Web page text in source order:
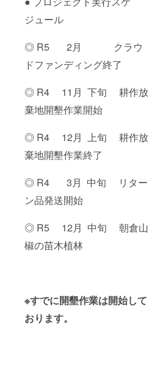
ジュール
◎ R5 2月 クラウ
ドファンディング終了
◎ R4 11月 下旬 耕作放
棄地開墾作業開始
◎ R4 12月 上旬 耕作放
棄地開墾作業終了
◎ R4 3月 中旬 リター
ン品発送開始
◎ R5 12月 中旬 朝倉山
椒の苗木植林
※すでに開墾作業は開始して
おります。